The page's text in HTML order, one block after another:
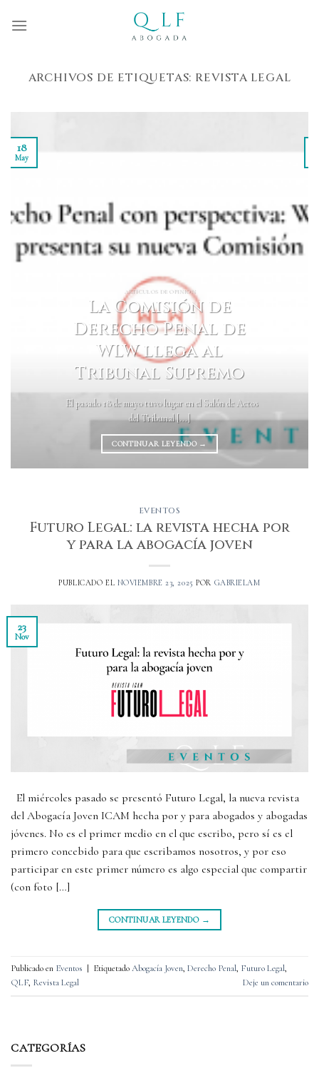
ARCHIVOS DE ETIQUETAS: REVISTA LEGAL
ARTÍCULOS DE OPINIÓN
La Comisión de
Derecho Penal de
WLW llega al
Tribunal Supremo
El pasado 18 de mayo tuvo lugar en el Salón de Actos
del Tribunal [...]
CONTINUAR LEYENDO →
18
May
EVENTOS
Futuro Legal: la revista hecha por
y para la abogacía joven
PUBLICADO EL NOVIEMBRE 23, 2025 POR GABRIELAM
23
Nov
El miércoles pasado se presentó Futuro Legal, la nueva revista
del Abogacía Joven ICAM hecha por y para abogados y abogadas
jóvenes. No es el primer medio en el que escribo, pero sí es el
primero concebido para que escribamos nosotros, y por eso
participar en este primer número es algo especial que compartir
(con foto […]
CONTINUAR LEYENDO →
Publicado en Eventos | EtiquetadoAbogacía Joven, Derecho Penal, Futuro Legal,
QLF, Revista Legal Deje un comentario
CATEGORÍAS